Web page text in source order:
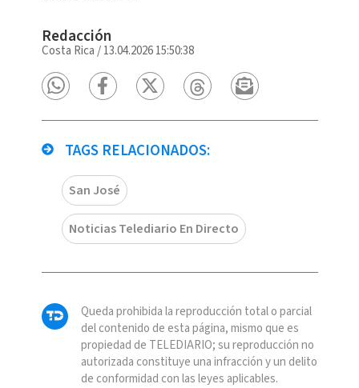
Redacción
Costa Rica /13.04.2026 15:50:38
TAGS RELACIONADOS:
San José
Noticias Telediario En Directo
Queda prohibida la reproducción total o parcial
del contenido de esta página, mismo que es
propiedad de TELEDIARIO; su reproducción no
autorizada constituye una infracción y un delito
de conformidad con las leyes aplicables.